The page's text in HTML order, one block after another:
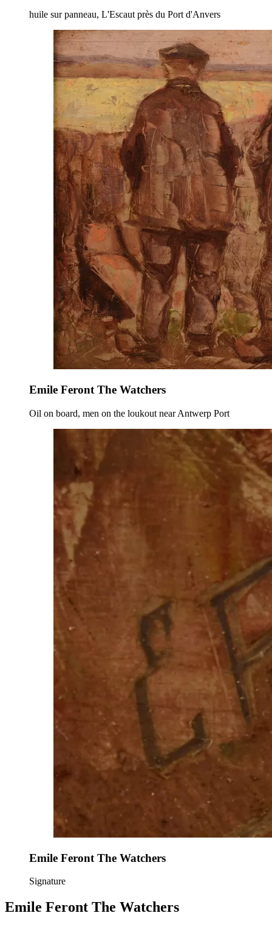
huile sur panneau, L'Escaut près du Port d'Anvers
Emile Feront The Watchers
Oil on board, men on the loukout near Antwerp Port
Emile Feront The Watchers
Signature
Emile Feront The Watchers